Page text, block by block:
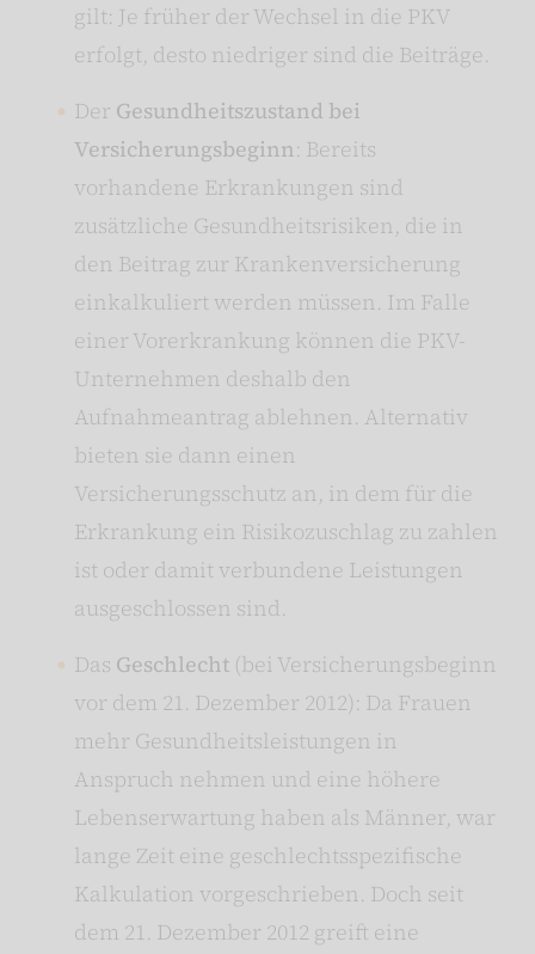
gilt: Je früher der Wechsel in die PKV
erfolgt, desto niedriger sind die Beiträge.
Der Gesundheitszustand bei
Versicherungsbeginn: Bereits
vorhandene Erkrankungen sind
zusätzliche Gesundheitsrisiken, die in
den Beitrag zur Krankenversicherung
einkalkuliert werden müssen. Im Falle
einer Vorerkrankung können die PKV-
Unternehmen deshalb den
Aufnahmeantrag ablehnen. Alternativ
bieten sie dann einen
Versicherungsschutz an, in dem für die
Erkrankung ein Risikozuschlag zu zahlen
ist oder damit verbundene Leistungen
ausgeschlossen sind.
Das Geschlecht (bei Versicherungsbeginn
vor dem 21. Dezember 2012): Da Frauen
mehr Gesundheitsleistungen in
Anspruch nehmen und eine höhere
Lebenserwartung haben als Männer, war
lange Zeit eine geschlechtsspezifische
Kalkulation vorgeschrieben. Doch seit
dem 21. Dezember 2012 greift eine